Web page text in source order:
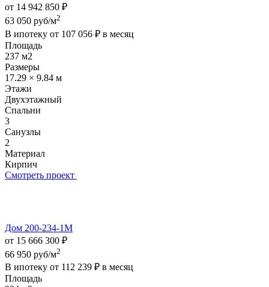
от 14 942 850 ₽
63 050 руб/м2
В ипотеку от 107 056 ₽ в месяц
Площадь
237 м2
Размеры
17.29 × 9.84 м
Этажи
Двухэтажный
Спальни
3
Санузлы
2
Материал
Кирпич
Смотреть проект
Дом 200-234-1М
от 15 666 300 ₽
66 950 руб/м2
В ипотеку от 112 239 ₽ в месяц
Площадь